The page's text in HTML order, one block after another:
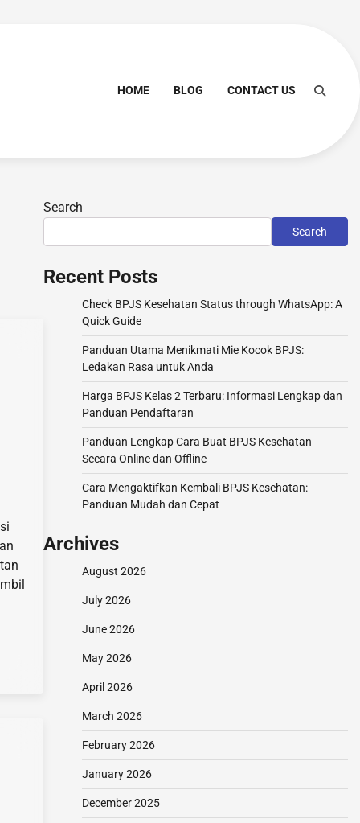
HOME BLOG CONTACT US
Search
Search
Recent Posts
Check BPJS Kesehatan Status through WhatsApp: A
Quick Guide
Panduan Utama Menikmati Mie Kocok BPJS:
Ledakan Rasa untuk Anda
Harga BPJS Kelas 2 Terbaru: Informasi Lengkap dan
Panduan Pendaftaran
Panduan Lengkap Cara Buat BPJS Kesehatan
Secara Online dan Offline
Cara Mengaktifkan Kembali BPJS Kesehatan:
Panduan Mudah dan Cepat
Archives
August 2026
July 2026
June 2026
May 2026
April 2026
March 2026
February 2026
January 2026
December 2025